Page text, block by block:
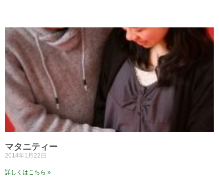
マタニティー
2014年1月22日
詳しくはこちら »